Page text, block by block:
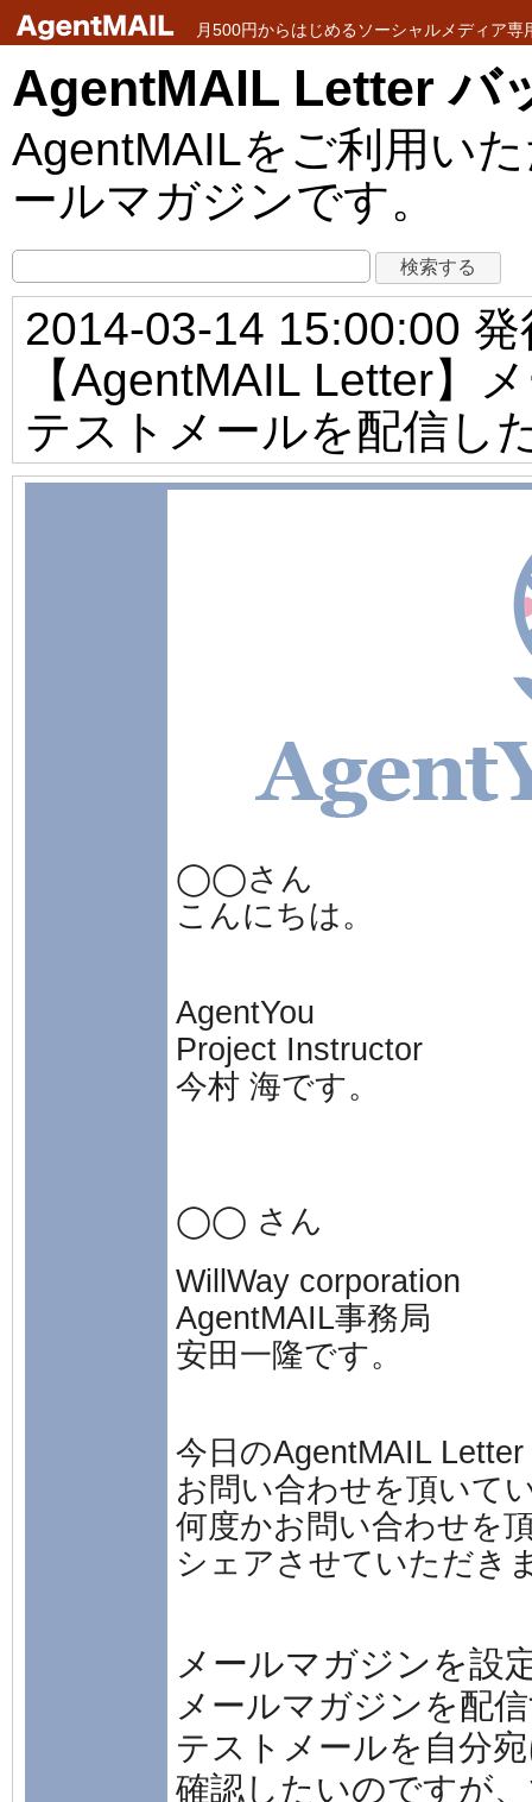
月500円からはじめるソーシャルメディア
AgentMAIL Letter バ
AgentMAILをご利用い
ールマガジンです。
2014-03-14 15:00:00 発
【AgentMAIL Letter】
テストメールを配信し
◯◯さん
こんにちは。
AgentYou
Project Instructor
今村 海です。
◯◯ さん
WillWay corporation
AgentMAIL事務局
安田一隆です。
今日のAgentMAIL
お問い合わせを頂いて
何度かお問い合わせを
シェアさせていただき
メールマガジンを設
メールマガジンを配
テストメールを自分
確認したいのですが